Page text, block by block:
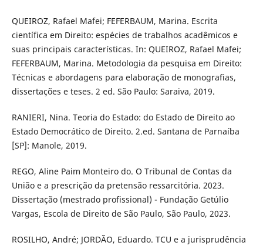
QUEIROZ, Rafael Mafei; FEFERBAUM, Marina. Escrita
científica em Direito: espécies de trabalhos acadêmicos e
suas principais características. In: QUEIROZ, Rafael Mafei;
FEFERBAUM, Marina. Metodologia da pesquisa em Direito:
Técnicas e abordagens para elaboração de monografias,
dissertações e teses. 2 ed. São Paulo: Saraiva, 2019.
RANIERI, Nina. Teoria do Estado: do Estado de Direito ao
Estado Democrático de Direito. 2.ed. Santana de Parnaíba
[SP]: Manole, 2019.
REGO, Aline Paim Monteiro do. O Tribunal de Contas da
União e a prescrição da pretensão ressarcitória. 2023.
Dissertação (mestrado profissional) - Fundação Getúlio
Vargas, Escola de Direito de São Paulo, São Paulo, 2023.
ROSILHO, André; JORDÃO, Eduardo. TCU e a jurisprudência